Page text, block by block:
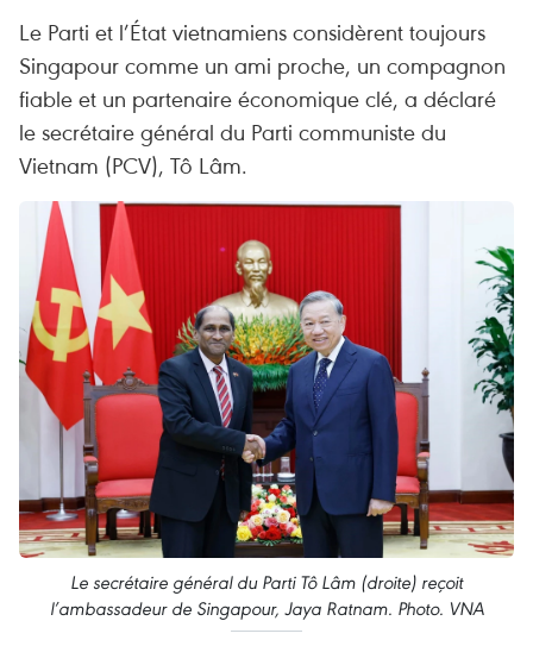
Le Parti et l’État vietnamiens considèrent toujours
Singapour comme un ami proche, un compagnon
fiable et un partenaire économique clé, a déclaré
le secrétaire général du Parti communiste du
Vietnam (PCV), Tô Lâm.
Le secrétaire général du Parti Tô Lâm (droite) reçoit
l’ambassadeur de Singapour, Jaya Ratnam. Photo. VNA